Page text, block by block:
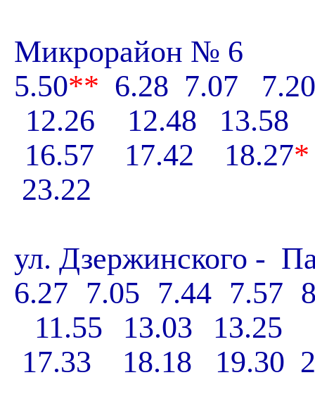
Микрорайон № 6
5.50** 6.28 7.07
12.26 12.48 13.58
16.57 17.42 18.27*
23.22
ул. Дзержинского -
6.27 7.05 7.44 7.57
11.55 13.03
17.33 18.18 19.30